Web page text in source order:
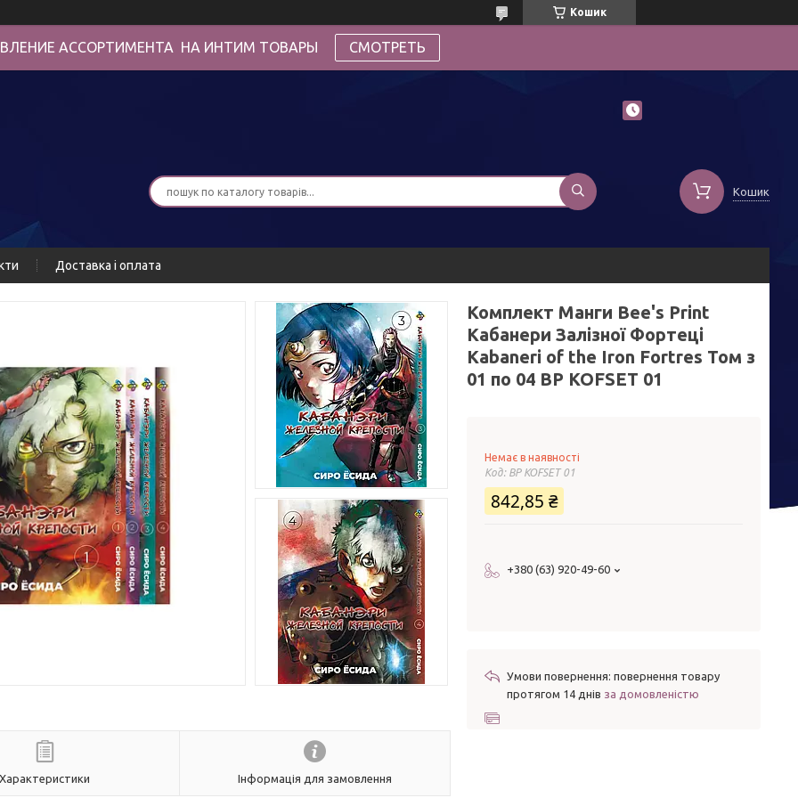
Кошик
АССОРТИМЕНТА НА ИНТИМ ТОВАРЫ СМОТРЕТЬ
Кошик
Доставка і оплата
Характеристики Інформація для замовлення
Комплект Манги Bee's Print
Кабанери Залізної Фортеці
Kabaneri of the Iron Fortres Том з
01 по 04 BP KOFSET 01
Немає в наявності
Код: BP KOFSET 01
842,85 ₴
+380 (63) 920-49-60
повернення товару
протягом 14 днів за домовленістю